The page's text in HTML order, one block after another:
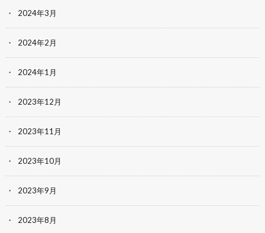
2024年3月
2024年2月
2024年1月
2023年12月
2023年11月
2023年10月
2023年9月
2023年8月